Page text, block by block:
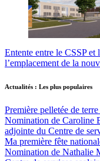
Entente entre le CSSP
l’emplacement de la
Actualités : Les plus populaires
Première pelletée de
Nomination de Caroline
adjointe du Centre de
Ma première fête
Nomination de Nathalie